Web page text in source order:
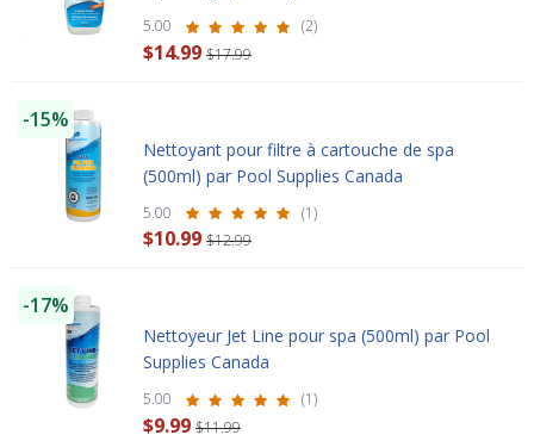
5.00 (2)
$14.99 $17.99
-15%
Nettoyant pour filtre à cartouche de spa
(500ml) par Pool Supplies Canada
5.00 (1)
$10.99 $12.99
-17%
Nettoyeur Jet Line pour spa (500ml) par Pool
Supplies Canada
5.00 (1)
$9.99 $11.99